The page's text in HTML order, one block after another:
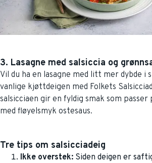
3. Lasagne med salsiccia og
Vil du ha en lasagne med litt mer dybde i
vanlige kjøttdeigen med Folkets
salsicciaen gir en fyldig smak som
med fløyelsmyk ostesaus.
Tre tips om salsicciadeig
Ikke overstek: Siden deigen er